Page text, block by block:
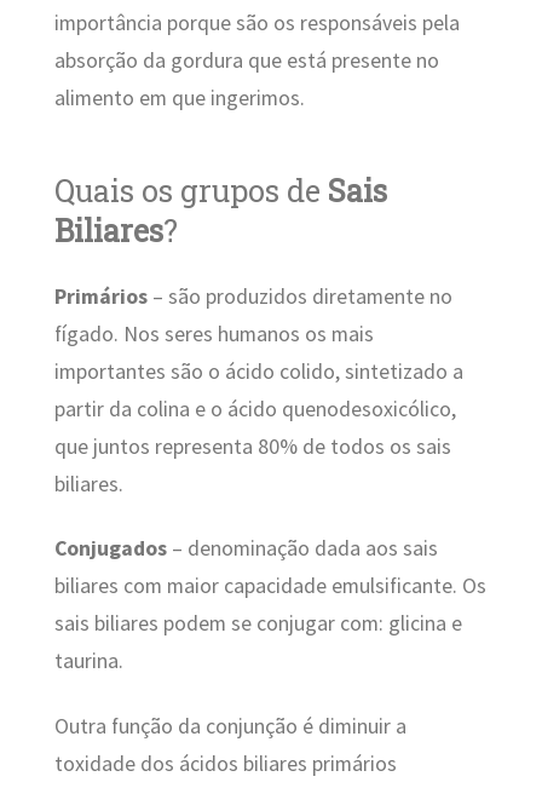
importância porque são os responsáveis pela
absorção da gordura que está presente no
alimento em que ingerimos.
Quais os grupos de Sais
Biliares?
Primários– são produzidos diretamente no
fígado. Nos seres humanos os mais
importantes são o ácido colido, sintetizado a
partir da colina e o ácido quenodesoxicólico,
que juntos representa 80% de todos os sais
biliares.
Conjugados– denominação dada aos sais
biliares com maior capacidade emulsificante. Os
sais biliares podem se conjugar com: glicina e
taurina.
Outra função da conjunção é diminuir a
toxidade dos ácidos biliares primários